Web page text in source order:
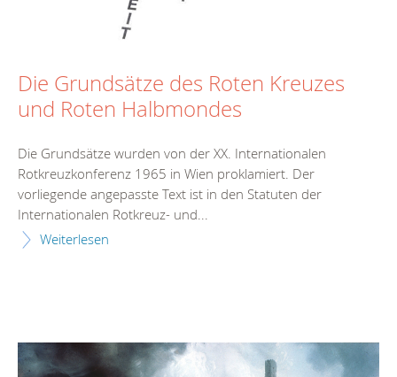
Die Grundsätze des Roten Kreuzes
und Roten Halbmondes
Die Grundsätze wurden von der XX. Internationalen
Rotkreuzkonferenz 1965 in Wien proklamiert. Der
vorliegende angepasste Text ist in den Statuten der
Internationalen Rotkreuz- und...
Weiterlesen